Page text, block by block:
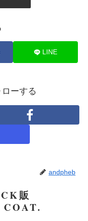
LINE
ーする
andpheb
販